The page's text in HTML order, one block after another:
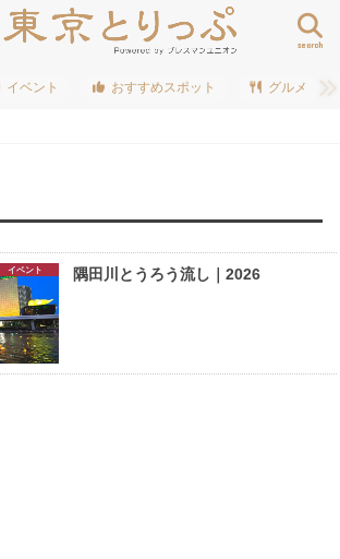
search
イベント おすすめスポット グルメ
イベント 隅田川とうろう流し｜2026